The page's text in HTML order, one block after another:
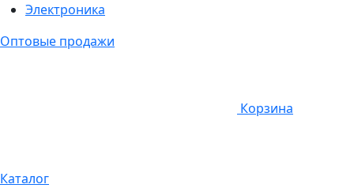
Электроника
Оптовые продажи
Корзина
Каталог